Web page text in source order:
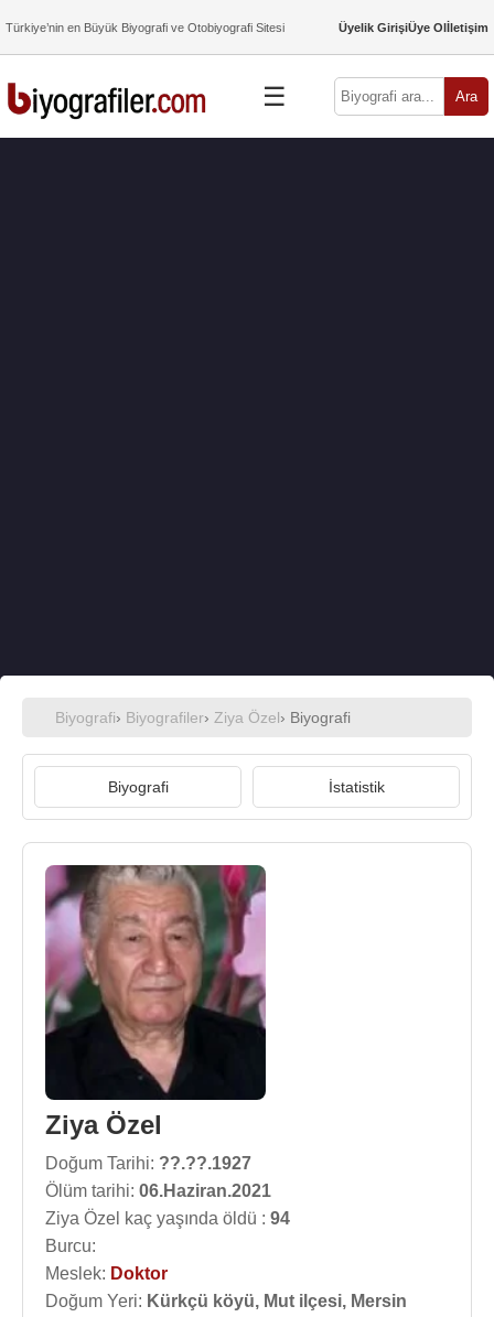
Türkiye’nin en Büyük Biyografi ve Otobiyografi Sitesi Üyelik GirişiÜye Olİletişim
☰ Ara
Biyografi› Biyografiler› Ziya Özel› Biyografi
Biyografi İstatistik
Ziya Özel
Doğum Tarihi: ??.??.1927
Ölüm tarihi: 06.Haziran.2021
Ziya Özel kaç yaşında öldü : 94
Burcu:
Meslek: Doktor
Doğum Yeri: Kürkçü köyü, Mut ilçesi, Mersin